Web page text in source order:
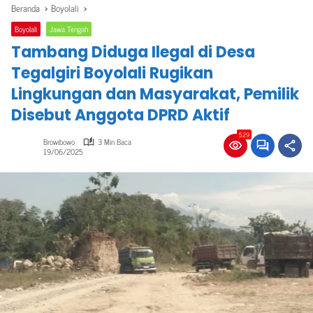
Beranda Boyolali
Boyolali Jawa Tengah
Tambang Diduga Ilegal di Desa
Tegalgiri Boyolali Rugikan
Lingkungan dan Masyarakat, Pemilik
Disebut Anggota DPRD Aktif
Browibowo 3 Min Baca
19/06/2025
529